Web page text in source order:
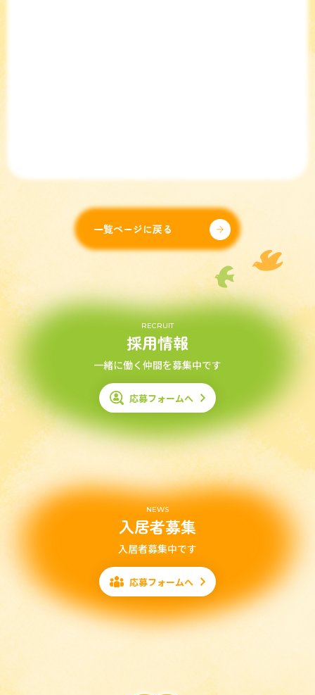
一覧ページに戻る
RECRUIT
採用情報
一緒に働く仲間を募集中です
応募フォームへ
NEWS
入居者募集
入居者募集中です
応募フォームへ